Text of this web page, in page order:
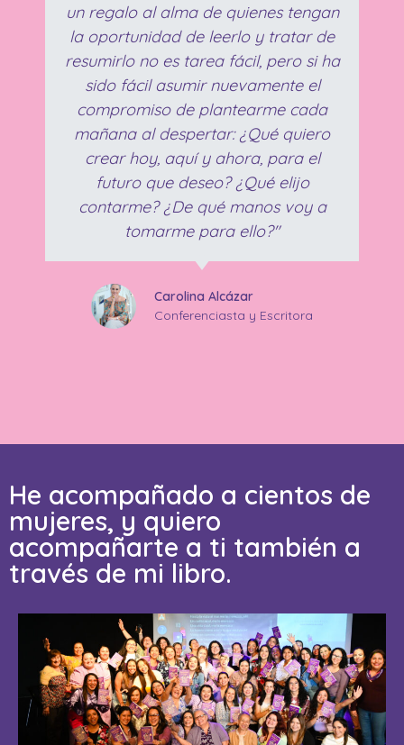
un regalo al alma de quienes tengan
la oportunidad de leerlo y tratar de
resumirlo no es tarea fácil, pero si ha
sido fácil asumir nuevamente el
compromiso de plantearme cada
mañana al despertar: ¿Qué quiero
crear hoy, aquí y ahora, para el
futuro que deseo? ¿Qué elijo
contarme? ¿De qué manos voy a
tomarme para ello?"
Carolina Alcázar
Conferenciasta y Escritora
He acompañado a cientos de
mujeres, y quiero
acompañarte a ti también a
través de mi libro.